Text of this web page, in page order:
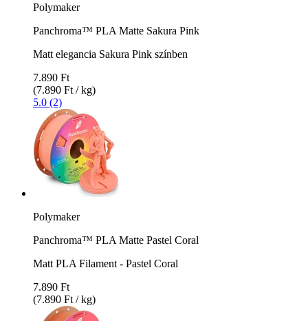
Polymaker
Panchroma™ PLA Matte Sakura Pink
Matt elegancia Sakura Pink színben
7.890 Ft
(7.890 Ft / kg)
5.0 (2)
Polymaker
Panchroma™ PLA Matte Pastel Coral
Matt PLA Filament - Pastel Coral
7.890 Ft
(7.890 Ft / kg)